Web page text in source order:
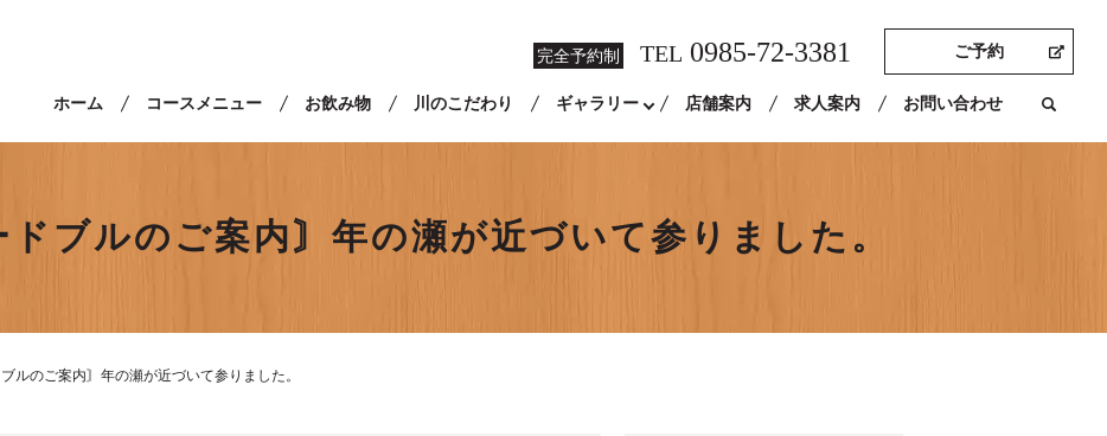
ホーム コースメニュー お飲み物 川のこだわり ギャラリー 店舗案内 求人案内 お問い合わせ
完全予約制 TEL 0985-72-3381 ご予約
ドブルのご案内〙年の瀬が近づいて参りました。
ルのご案内〙年の瀬が近づいて参りました。